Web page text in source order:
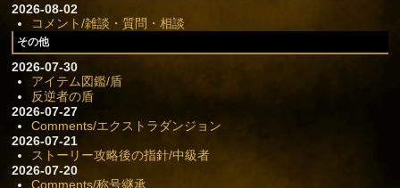
2026-08-02
コメント/雑談・質問・相談
その他
2026-07-30
アイテム図鑑/盾
反逆者の盾
2026-07-27
Comments/エクストラダンジョン
2026-07-21
ストーリー攻略後の指針/中級者
2026-07-20
Comments/称号継承